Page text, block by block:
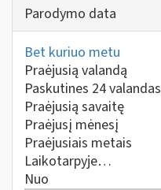
Parodymo data
Bet kuriuo metu
Praėjusią valandą
Paskutines 24 valandas
Praėjusią savaitę
Praėjusį mėnesį
Praėjusiais metais
Laikotarpyje…
Nuo